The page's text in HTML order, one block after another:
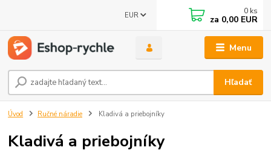
Menu
EUR
Hľadať
0 ks
za 0,00 EUR
Úvod Ručné náradie Kladivá a priebojníky
Kladivá a priebojníky